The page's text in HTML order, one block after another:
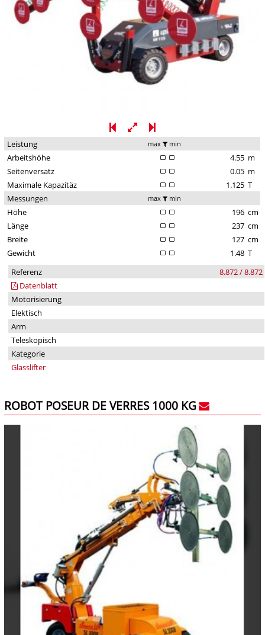
Leistung max min
Arbeitshöhe 4.55 m
Seitenversatz
0.05 m
Maximale Kapazitäz
1.125 T
Messungen
max min
Höhe 196 cm
Länge
237 cm
Breite
127 cm
Gewicht
1.48 T
Referenz
8.872 / 8.872
Datenblatt
Motorisierung
Elektisch
Arm
Teleskopisch
Kategorie
Glasslifter
ROBOT POSEUR DE VERRES 1000 KG